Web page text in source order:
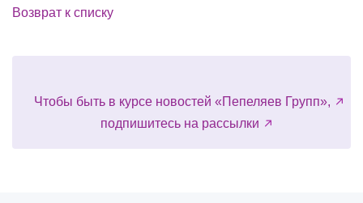
Возврат к списку
Чтобы быть в курсе новостей «Пепеляев Групп»,
подпишитесь на рассылки